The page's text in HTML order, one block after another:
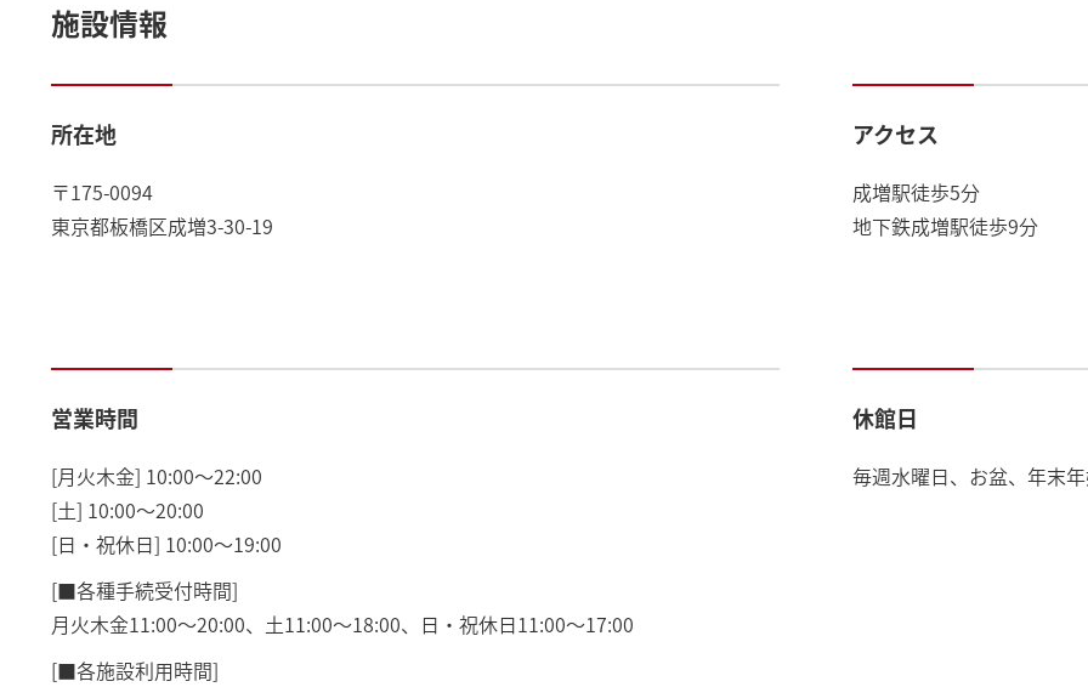
施設情報
所在地
〒175-0094
東京都板橋区成増3-30-19
アクセス
成増駅徒歩5分
地下鉄成増駅徒歩9分
営業時間
[月火木金] 10:00～22:00
[土] 10:00～20:00
[日・祝休日] 10:00～19:00
[■各種手続受付時間]
月火木金11:00～20:00、土11:00～18:00、日・祝休日11:00～17:00
[■各施設利用時間]
休館日
毎週水曜日、お盆、年末